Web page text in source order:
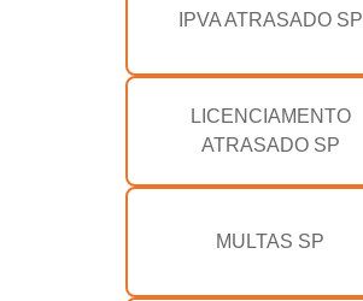
IPVA ATRASADO SP
LICENCIAMENTO
ATRASADO SP
MULTAS SP